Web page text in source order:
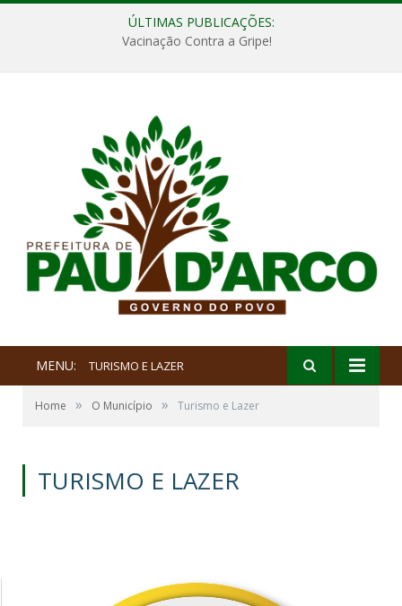
ÚLTIMAS PUBLICAÇÕES:
Vacinação Contra a Gripe!
MENU: TURISMO E LAZER
Home » O Município » Turismo e Lazer
TURISMO E LAZER